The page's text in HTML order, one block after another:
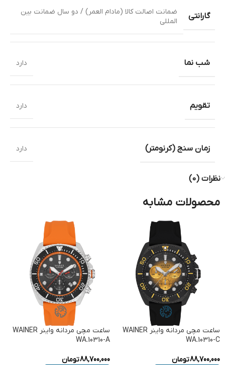
گارانتی
ضمانت اصالت کالا (مادام العمر) / دو سال ضمانت بین
المللی
شب نما دارد
تقویم دارد
زمان سنج (کرنومتر) دارد
نظرات (0)
محصولات مشابه
ساعت مچی مردانه واینر WAINER
WA.10310-C
88,700,000تومان
ساعت مچی مردانه واینر WAINER
WA.10310-A
88,700,000تومان